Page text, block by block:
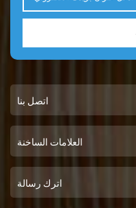
اتصل بنا
العلامات الساخنة
اترك رسالة